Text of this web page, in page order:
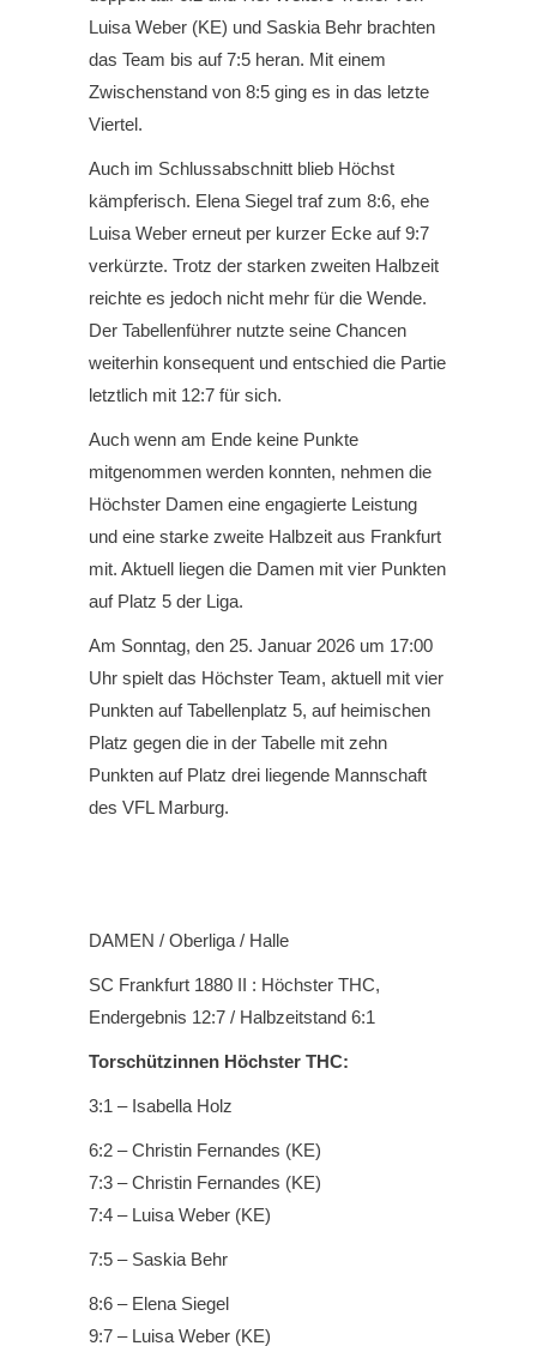
Luisa Weber (KE) und Saskia Behr brachten
das Team bis auf 7:5 heran. Mit einem
Zwischenstand von 8:5 ging es in das letzte
Viertel.
Auch im Schlussabschnitt blieb Höchst
kämpferisch. Elena Siegel traf zum 8:6, ehe
Luisa Weber erneut per kurzer Ecke auf 9:7
verkürzte. Trotz der starken zweiten Halbzeit
reichte es jedoch nicht mehr für die Wende.
Der Tabellenführer nutzte seine Chancen
weiterhin konsequent und entschied die Partie
letztlich mit 12:7 für sich.
Auch wenn am Ende keine Punkte
mitgenommen werden konnten, nehmen die
Höchster Damen eine engagierte Leistung
und eine starke zweite Halbzeit aus Frankfurt
mit. Aktuell liegen die Damen mit vier Punkten
auf Platz 5 der Liga.
Am Sonntag, den 25. Januar 2026 um 17:00
Uhr spielt das Höchster Team, aktuell mit vier
Punkten auf Tabellenplatz 5, auf heimischen
Platz gegen die in der Tabelle mit zehn
Punkten auf Platz drei liegende Mannschaft
des VFL Marburg.
DAMEN / Oberliga / Halle
SC Frankfurt 1880 II : Höchster THC,
Endergebnis 12:7 / Halbzeitstand 6:1
Torschützinnen Höchster THC:
3:1 – Isabella Holz
6:2 – Christin Fernandes (KE)
7:3 – Christin Fernandes (KE)
7:4 – Luisa Weber (KE)
7:5 – Saskia Behr
8:6 – Elena Siegel
9:7 – Luisa Weber (KE)